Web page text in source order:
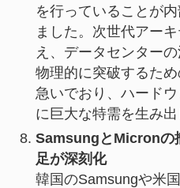
を行っていることが
ました。次世代アー
え、データセンター
物理的に突破するた
急いでおり、ハード
に巨大な特需を生み出
SamsungとMicronの
足が深刻化
韓国のSamsungや米